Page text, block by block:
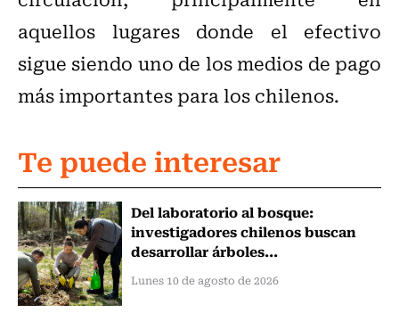
aquellos lugares donde el efectivo
sigue siendo uno de los medios de pago
más importantes para los chilenos.
Te puede interesar
Del laboratorio al bosque:
investigadores chilenos buscan
desarrollar árboles...
Lunes 10 de agosto de 2026